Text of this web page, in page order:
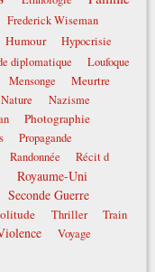
Frederick Wiseman
Humour
Hypocrisie
diplomatique
Loufoque
Mensonge
Meurtre
Nature
Nazisme
Photographie
Propagande
Randonnée
Récit d
Royaume-Uni
Seconde Guerre
Thriller Train
Voyage